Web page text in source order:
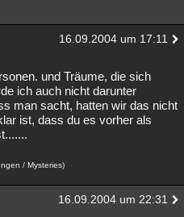
16.09.2004 um 17:11
und Träume, die sich
ich auch nicht darunter
man sacht, hatten wir das nicht
ist, dass du es vorher als
/ Mysteries)
16.09.2004 um 22:31